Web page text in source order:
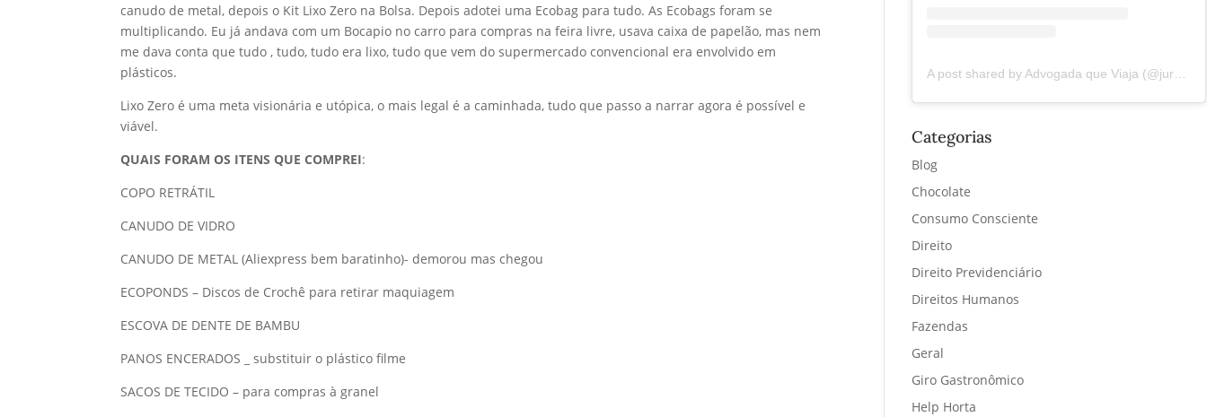
canudo de metal, depois o Kit Lixo Zero na Bolsa. Depois adotei uma Ecobag para tudo. As Ecobags foram se
multiplicando. Eu já andava com um Bocapio no carro para compras na feira livre, usava caixa de papelão, mas nem
me dava conta que tudo , tudo, tudo era lixo, tudo que vem do supermercado convencional era envolvido em
plásticos.
Lixo Zero é uma meta visionária e utópica, o mais legal é a caminhada, tudo que passo a narrar agora é possível e
viável.
QUAIS FORAM OS ITENS QUE COMPREI:
COPO RETRÁTIL
CANUDO DE VIDRO
CANUDO DE METAL (Aliexpress bem baratinho)- demorou mas chegou
ECOPONDS – Discos de Crochê para retirar maquiagem
ESCOVA DE DENTE DE BAMBU
PANOS ENCERADOS _ substituir o plástico filme
SACOS DE TECIDO – para compras à granel
A post shared by Advogada que Viaja (@juremacintra)
Categorias
Blog
Chocolate
Consumo Consciente
Direito
Direito Previdenciário
Direitos Humanos
Fazendas
Geral
Giro Gastronômico
Help Horta